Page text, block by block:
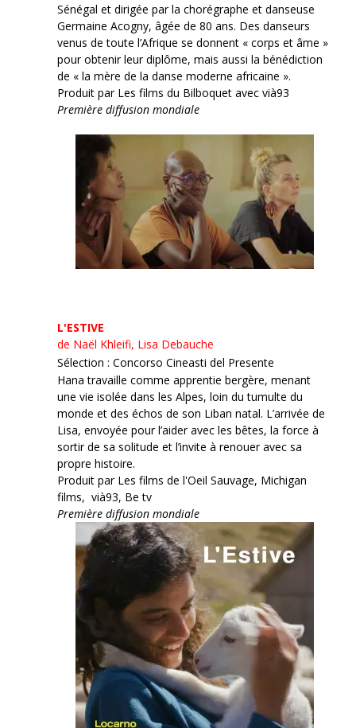
Sénégal et dirigée par la chorégraphe et danseuse
Germaine Acogny, âgée de 80 ans. Des danseurs
venus de toute l’Afrique se donnent « corps et âme »
pour obtenir leur diplôme, mais aussi la bénédiction
de « la mère de la danse moderne africaine ».
Produit par Les films du Bilboquet avec vià93
Première diffusion mondiale
L'ESTIVE
de Naël Khleifi, Lisa Debauche
Sélection : Concorso Cineasti del Presente
Hana travaille comme apprentie bergère, menant
une vie isolée dans les Alpes, loin du tumulte du
monde et des échos de son Liban natal. L’arrivée de
Lisa, envoyée pour l’aider avec les bêtes, la force à
sortir de sa solitude et l’invite à renouer avec sa
propre histoire.
Produit par Les films de l'Oeil Sauvage, Michigan
films, vià93, Be tv
Première diffusion mondiale